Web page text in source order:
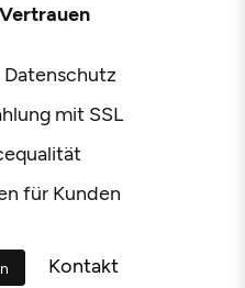
mit SSL
für Kunden
Kontakt